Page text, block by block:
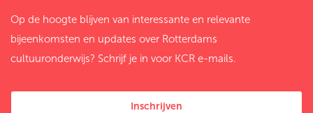
Op de hoogte blijven van interessante en relevante
bijeenkomsten en updates over Rotterdams
cultuuronderwijs? Schrijf je in voor KCR e-mails.
Inschrijven